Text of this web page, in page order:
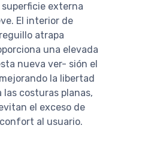
externa
El interior de
atrapa
una elevada
nueva ver- sión el
la libertad
costuras planas,
el exceso de
al usuario.